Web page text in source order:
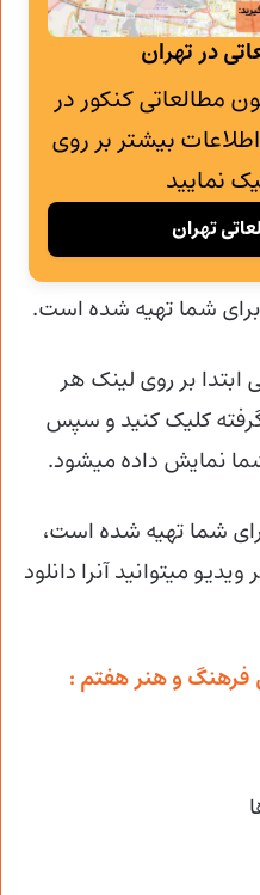
در تهران
مطالعاتی کنکور در
بیشتر بر روی
نمایید
تهران
برای شما تهیه شده است.
بر روی لینک هر
کلیک کنید و سپس
نمایش داده میشود.
شما تهیه شده است،
میتوانید آنرا دانلود
و هنر هفتم :